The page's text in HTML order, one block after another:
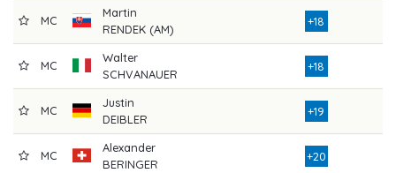
MC
Martin
RENDEK (AM)
+18
MC
Walter
SCHVANAUER
+18
MC
Justin
DEIBLER
+19
MC
Alexander
BERINGER
+20